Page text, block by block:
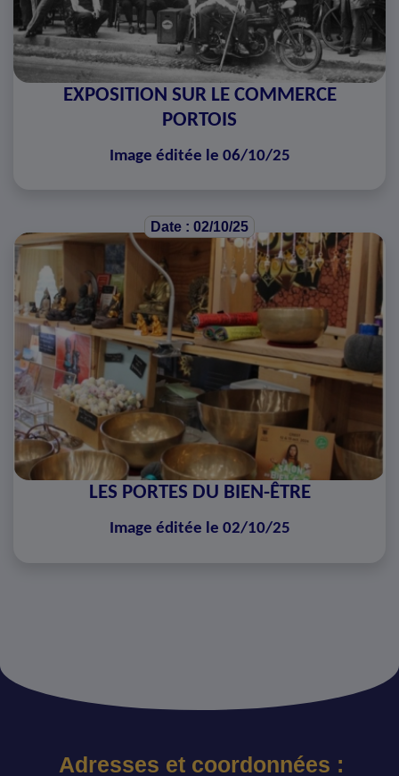
EXPOSITION SUR LE COMMERCE
PORTOIS
Image éditée le 06/10/25
Date : 02/10/25
LES PORTES DU BIEN-ÊTRE
Image éditée le 02/10/25
Adresses et coordonnées :